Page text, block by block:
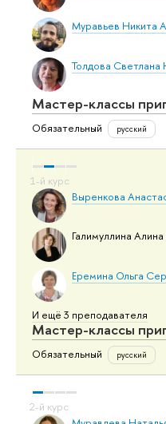
Муравьев Никита
Толдова
Мастер-классы
Обязательный русский
Выренкова
Галимуллина
Еремина Ольга
И ещё 3 преподавателя
Мастер-классы
Обязательный русский